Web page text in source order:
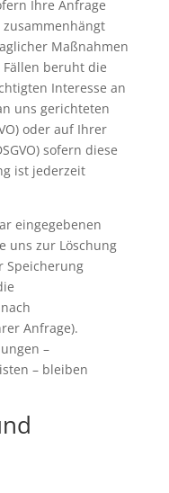
Ihre Anfrage
Maßnahmen
beruht die
Interesse an
uns gerichteten
oder auf Ihrer
sofern diese
ist jederzeit
eingegebenen
uns zur Löschung
Speicherung
Anfrage).
–
– bleiben